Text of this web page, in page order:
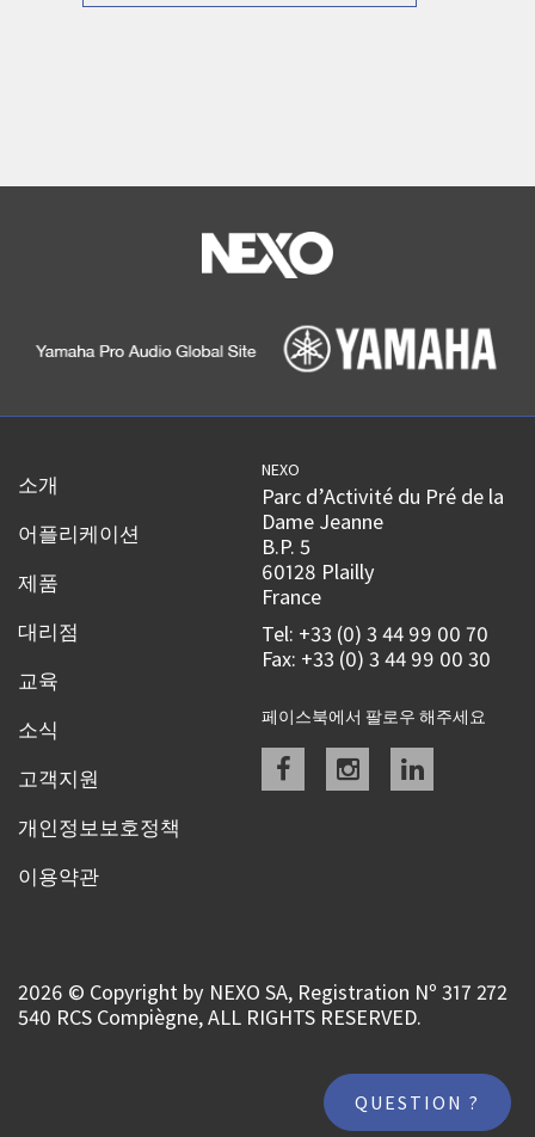
QUESTION ?
소개
어플리케이션
제품
대리점
교육
소식
고객지원
개인정보보호정책
이용약관
NEXO
Parc d’Activité du Pré de la
Dame Jeanne
B.P. 5
60128 Plailly
France
Tel: +33 (0) 3 44 99 00 70
Fax: +33 (0) 3 44 99 00 30
페이스북에서 팔로우 해주세요
Facebookinstagramlinkedin
2026 © Copyright by NEXO SA, Registration Nº 317 272
540 RCS Compiègne, ALL RIGHTS RESERVED.